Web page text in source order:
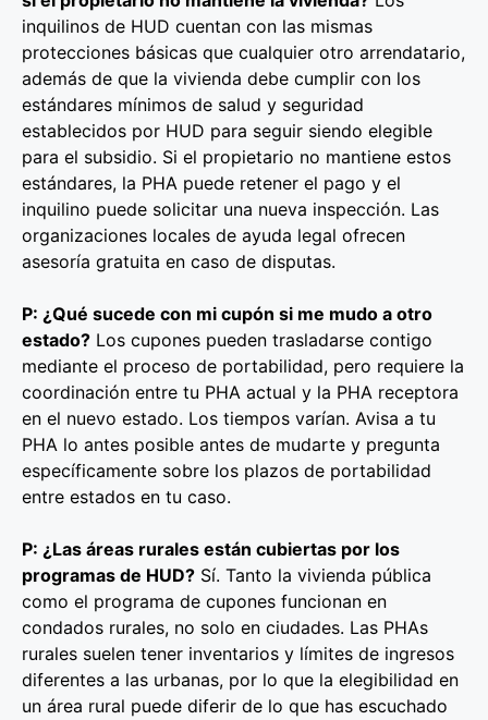
inquilinos de HUD cuentan con las mismas
protecciones básicas que cualquier otro arrendatario,
además de que la vivienda debe cumplir con los
estándares mínimos de salud y seguridad
establecidos por HUD para seguir siendo elegible
para el subsidio. Si el propietario no mantiene estos
estándares, la PHA puede retener el pago y el
inquilino puede solicitar una nueva inspección. Las
organizaciones locales de ayuda legal ofrecen
asesoría gratuita en caso de disputas.
P: ¿Qué sucede con mi cupón si me mudo a otro
estado? Los cupones pueden trasladarse contigo
mediante el proceso de portabilidad, pero requiere la
coordinación entre tu PHA actual y la PHA receptora
en el nuevo estado. Los tiempos varían. Avisa a tu
PHA lo antes posible antes de mudarte y pregunta
específicamente sobre los plazos de portabilidad
entre estados en tu caso.
P: ¿Las áreas rurales están cubiertas por los
programas de HUD? Sí. Tanto la vivienda pública
como el programa de cupones funcionan en
condados rurales, no solo en ciudades. Las PHAs
rurales suelen tener inventarios y límites de ingresos
diferentes a las urbanas, por lo que la elegibilidad en
un área rural puede diferir de lo que has escuchado